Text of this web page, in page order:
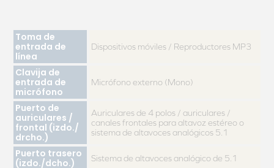
Toma de
entrada de
línea
Dispositivos móviles / Reproductores MP3
Clavija de
entrada de
micrófono
Micrófono externo (Mono)
Puerto de
auriculares /
frontal (izdo./
drcho.)
Auriculares de 4 polos / auriculares /
canales frontales para altavoz estéreo o
sistema de altavoces analógicos 5.1
Puerto trasero
(izdo./dcho.)
Sistema de altavoces analógico de 5.1